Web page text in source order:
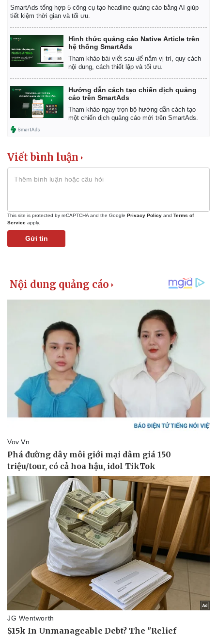
Bất động sản
Khởi nghiệp
Thị trường
Tiêu dùng
Tỷ giá
Chứng khoán
Giá cà phê
SmartAds tổng hợp 5 công cụ tạo headline quảng cáo bằng AI giúp
tiết kiệm thời gian và tối ưu.
Hình thức quảng cáo Native Article trên
hệ thống SmartAds
Tham khảo bài viết sau để nắm vị trí, quy cách
nội dung, cách thiết lập và tối ưu.
Hướng dẫn cách tạo chiến dịch quảng
cáo trên SmartAds
Tham khảo ngay trọn bộ hướng dẫn cách tạo
một chiến dịch quảng cáo mới trên SmartAds.
Viết bình luận
This site is protected by reCAPTCHA and the Google Privacy Policy and Terms of
Service apply.
Gửi tin